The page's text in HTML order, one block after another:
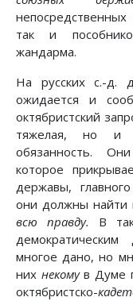
так и
жандарма.
На русских с.-д.
ожидается и
октябристский
тяжелая, но и
обязанность.
которое
державы,
они должны найти
всю правду. В
многое дано, но
них некомув Думе
октябристско-